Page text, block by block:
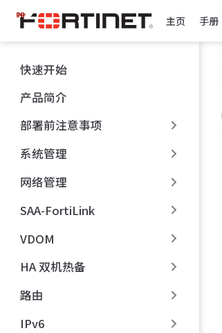
跳
至
主
內
容
主页 手册
快速开始
产品简介
部署前注意事项
系统管理
网络管理
SAA-FortiLink
VDOM
HA 双机热备
路由
IPv6